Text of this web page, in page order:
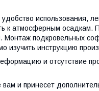
использования,
к атмосферным осадкам.
Монтаж подкровельных
изучить инструкцию
и отсутствие
вам и принесет